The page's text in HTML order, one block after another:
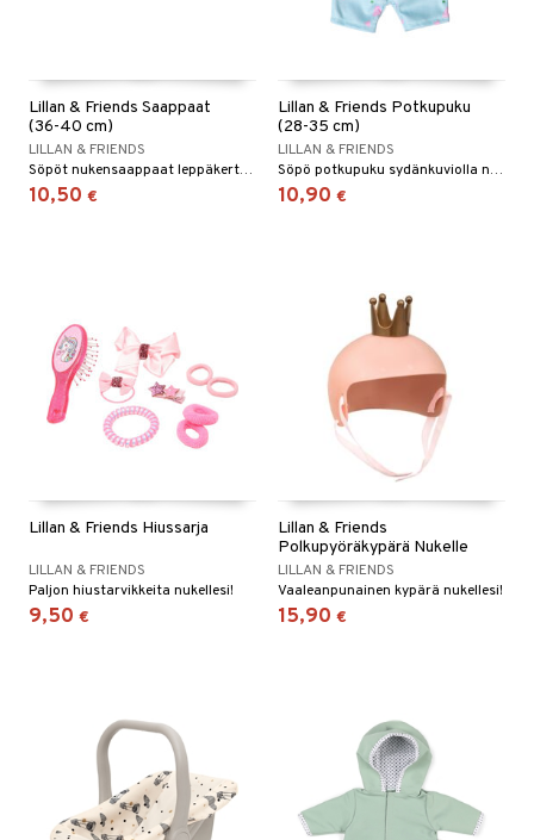
Lillan & Friends Saappaat
(36-40 cm)
LILLAN & FRIENDS
Söpöt nukensaappaat leppäkertuilla.
10,50 €
Lillan & Friends Potkupuku
(28-35 cm)
LILLAN & FRIENDS
Söpö potkupuku sydänkuviolla nukellesi!
10,90 €
Lillan & Friends Hiussarja
LILLAN & FRIENDS
Paljon hiustarvikkeita nukellesi!
9,50 €
Lillan & Friends
Polkupyöräkypärä Nukelle
LILLAN & FRIENDS
Vaaleanpunainen kypärä nukellesi!
15,90 €